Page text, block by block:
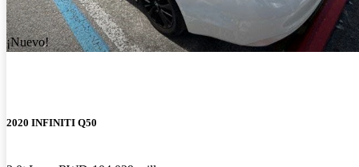
¡Nuevo!
2020 INFINITI Q50